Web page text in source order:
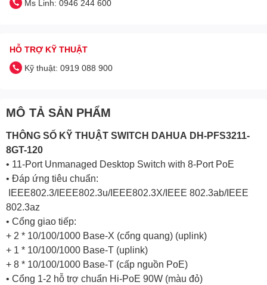
Ms Linh: 0946 244 600
HỖ TRỢ KỸ THUẬT
Kỹ thuật: 0919 088 900
MÔ TẢ SẢN PHẨM
THÔNG SỐ KỸ THUẬT SWITCH DAHUA DH-PFS3211-
8GT-120
• 11-Port Unmanaged Desktop Switch with 8-Port PoE
• Đáp ứng tiêu chuẩn:
IEEE802.3/IEEE802.3u/IEEE802.3X/IEEE 802.3ab/IEEE
802.3az
• Cổng giao tiếp:
+ 2 * 10/100/1000 Base-X (cổng quang) (uplink)
+ 1 * 10/100/1000 Base-T (uplink)
+ 8 * 10/100/1000 Base-T (cấp nguồn PoE)
• Cổng 1-2 hỗ trợ chuẩn Hi-PoE 90W (màu đỏ)